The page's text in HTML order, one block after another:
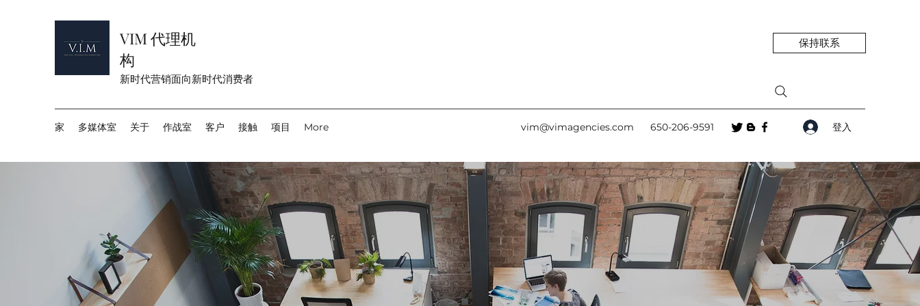
VIM 代理机
构
新时代营销面向新时代消费者
保持联系
家 多媒体室 关于 作战室 客户 接触 项目 More vim@vimagencies.com 650-206-9591 登入